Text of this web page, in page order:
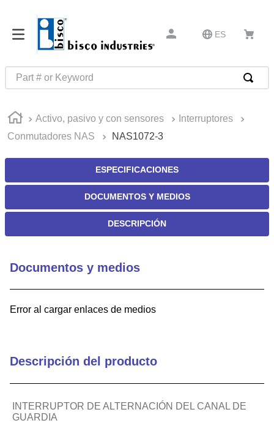
ES
Part # or Keyword
Activo, pasivo y con sensores
Interruptores
Conmutadores NAS
NAS1072-3
ESPECIFICACIONES
DOCUMENTOS Y MEDIOS
DESCRIPCIÓN
Documentos y medios
Error al cargar enlaces de medios
Descripción del producto
INTERRUPTOR DE ALTERNACIÓN DEL CANAL DE
GUARDIA
1.
m85049
2 .
4.
m45938
6.
nvent
9.
captive
10.